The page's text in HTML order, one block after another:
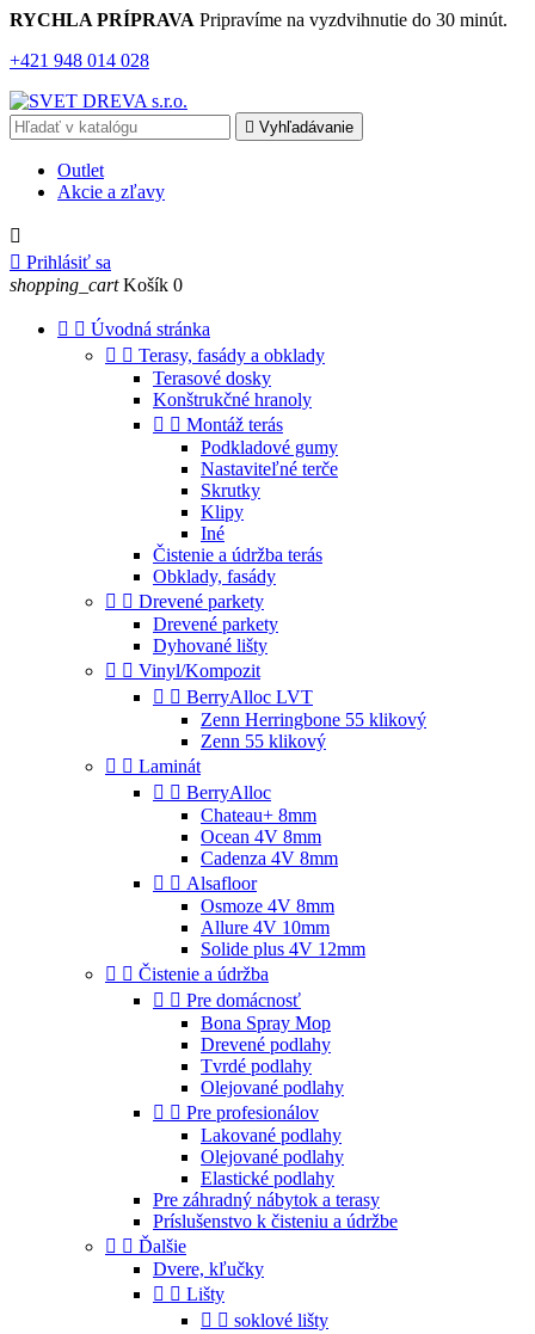
RYCHLA PRÍPRAVA Pripravíme na vyzdvihnutie do 30 minút.
+421 948 014 028
 Vyhľadávanie
Outlet
Akcie a zľavy

 Prihlásiť sa
shopping_cart Košík 0
  Úvodná stránka
  Terasy, fasády a obklady
Terasové dosky
Konštrukčné hranoly
  Montáž terás
Podkladové gumy
Nastaviteľné terče
Skrutky
Klipy
Iné
Čistenie a údržba terás
Obklady, fasády
  Drevené parkety
Drevené parkety
Dyhované lišty
  Vinyl/Kompozit
  BerryAlloc LVT
Zenn Herringbone 55 klikový
Zenn 55 klikový
  Laminát
  BerryAlloc
Chateau+ 8mm
Ocean 4V 8mm
Cadenza 4V 8mm
  Alsafloor
Osmoze 4V 8mm
Allure 4V 10mm
Solide plus 4V 12mm
  Čistenie a údržba
  Pre domácnosť
Bona Spray Mop
Drevené podlahy
Tvrdé podlahy
Olejované podlahy
  Pre profesionálov
Lakované podlahy
Olejované podlahy
Elastické podlahy
Pre záhradný nábytok a terasy
Príslušenstvo k čisteniu a údržbe
  Ďalšie
Dvere, kľučky
  Lišty
  soklové lišty